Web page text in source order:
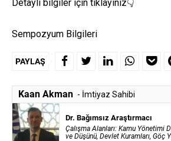
Detaylı bilgiler için tıklayınız👇
Sempozyum Bilgileri
PAYLAŞ
Kaan Akman - İmtiyaz Sahibi
Dr. Bağımsız Araştırmacı
Çalışma Alanları: Kamu Yönetimi
ve Düşünü, Devlet Kuramları, Göç